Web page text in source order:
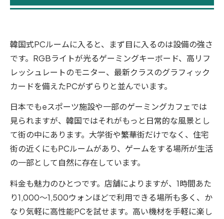
韓国式PCルームに入ると、まず目に入るのは設備の強さ
です。RGBライトが光るゲーミングキーボード、高リフ
レッシュレートのモニター、最新クラスのグラフィック
カードを備えたPCがずらりと並んでいます。
日本でもeスポーツ施設や一部のゲーミングカフェでは
見られますが、韓国ではそれがもっと日常的な風景とし
て街の中にあります。大学街や繁華街だけでなく、住宅
街の近くにもPCルームがあり、ゲームをする場所が生活
の一部として自然に存在しています。
料金も魅力のひとつです。店舗によりますが、1時間あた
り1,000〜1,500ウォンほどで利用できる場所も多く、か
なり気軽に高性能PCを試せます。高い機材を手軽に楽し